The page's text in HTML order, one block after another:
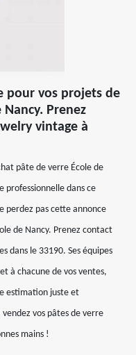
pour vos projets de
Prenez
vintage à
pâte de verre École de
professionnelle dans ce
perdez pas cette annonce
de Nancy. Prenez contact
dans le 33190. Ses équipes
à chacune de vos ventes,
estimation juste et
vos pâtes de verre
mains !